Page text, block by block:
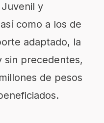
y
como a los de
adaptado, la
sin precedentes,
de pesos